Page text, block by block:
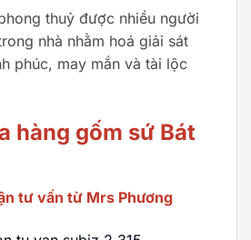
thuỷ được nhiều người
nhà nhằm hoá giải sát
phúc, may mắn và tài lộc
hàng gốm sứ Bát
tư vấn từ Mrs Phương